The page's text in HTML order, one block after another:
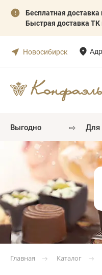
Бесплатная
Быстрая доставка
Новосибирск
выгодно ⇨
Главная Каталог